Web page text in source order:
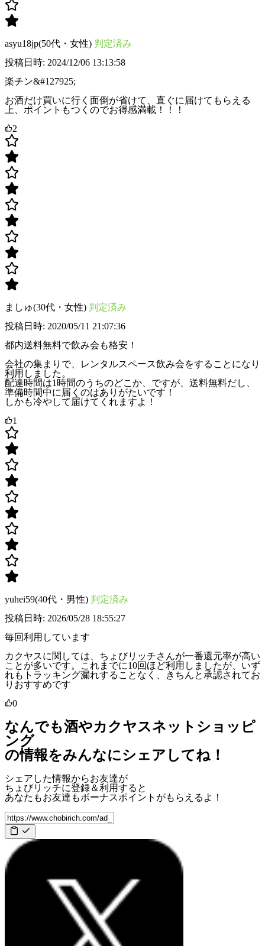
asyu18jp(50代・女性) 判定済み
投稿日時: 2024/12/06 13:13:58
楽チン&#127925;
お酒だけ買いに行く面倒が省けて、直ぐに届けてもらえる
上、ポイントもつくのでお得感満載！！！
2
ましゅ(30代・女性) 判定済み
投稿日時: 2020/05/11 21:07:36
都内送料無料で飲み会も格安！
会社の集まりで、レンタルスペース飲み会をすることになり
利用しました。
配達時間は1時間のうちのどこか、ですが、送料無料だし、
準備時間中に届くのはありがたいです！
しかも冷やして届けてくれますよ！
1
yuhei59(40代・男性) 判定済み
投稿日時: 2026/05/28 18:55:27
毎回利用しています
カクヤスに関しては、ちょびリッチさんが一番還元率が高い
ことが多いです。これまでに10回ほど利用しましたが、いず
れもトラッキング漏れすることなく、きちんと承認されてお
りおすすめです
0
なんでも酒やカクヤスネットショッピ
ング
の情報をみんなにシェアしてね！
シェアした情報からお友達が
ちょびリッチに登録＆利用すると
あなたもお友達もボーナスポイント がもらえるよ！